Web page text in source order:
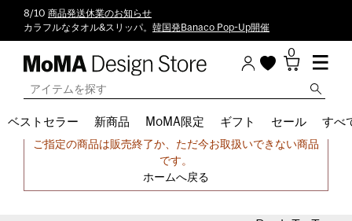
8/10 商品発送休業のお知らせ
カラフルなタオル&スリッパ。 韓国発Banaco Pop-Up開催
0
ベストセラー 新商品 MoMA限定 ギフト セール すべ
申し訳ございません。
ご指定の商品は販売終了か、ただ今お取扱いできない商品
です。
ホームへ戻る